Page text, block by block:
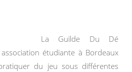
La Guilde Du Dé
étudiante à Bordeaux
du jeu sous différentes